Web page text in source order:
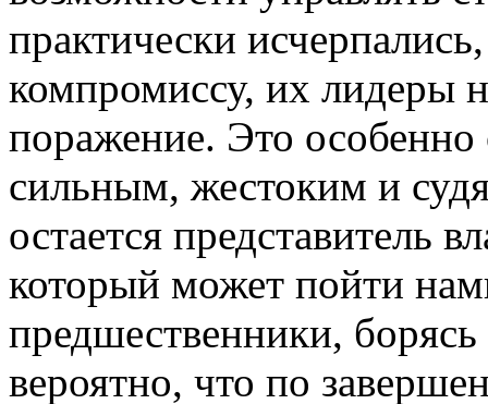
практически
компромиссу, их лидеры
поражение. Это
сильным, жестоким и
остается представитель
который может пойти
предшественники,
вероятно, что по